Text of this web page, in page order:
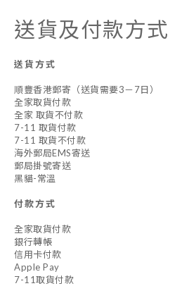
送貨及付款方式
送貨方式
順豐香港郵寄（送貨需要3－7日）
全家取貨付款
全家 取貨不付款
7-11 取貨付款
7-11 取貨不付款
海外郵局EMS寄送
郵局掛號寄送
黑貓-常溫
付款方式
全家取貨付款
銀行轉帳
信用卡付款
Apple Pay
7-11取貨付款